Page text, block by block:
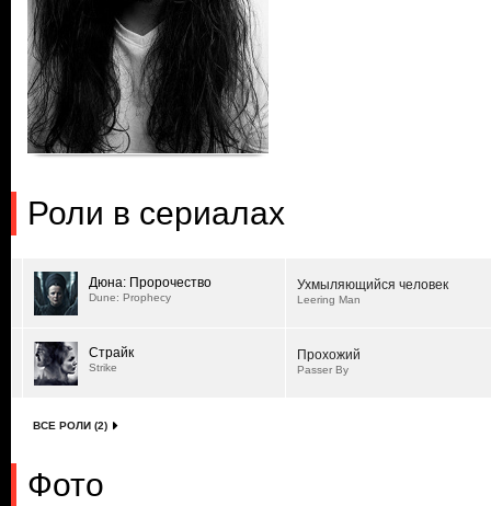
Роли в сериалах
Дюна: Пророчество
Dune: Prophecy
Ухмыляющийся человек
Leering Man
Страйк
Strike
Прохожий
Passer By
ВСЕ РОЛИ (2)
Фото